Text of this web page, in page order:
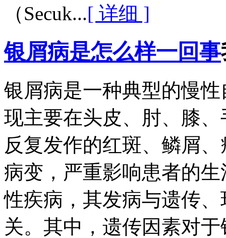
（Secuk...[ 详细 ]
银屑病是怎么样一回事
银屑病是一种典型的慢
现主要在头皮、肘、膝
反复发作的红斑、鳞屑
病变，严重影响患者的
性疾病，其发病与遗传
关。其中，遗传因素对